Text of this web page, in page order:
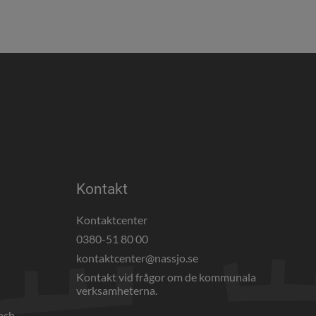
öppnas i nytt fönster.
Kontakt
Kontaktcenter
0380-51 80 00
kontaktcenter@nassjo.se
Kontakt vid frågor om de kommunala
verksamheterna.